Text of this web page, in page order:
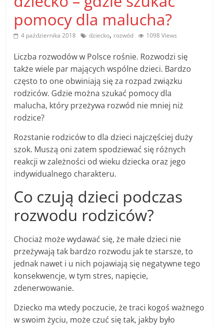
porady
wskazówki
na
każdy
temat
pomocy dla malucha?
4 października 2018 dziecko, rozwód 1098 Views
Liczba rozwodów w Polsce rośnie. Rozwodzi się
także wiele par mających wspólne dzieci. Bardzo
często to one obwiniają się za rozpad związku
rodziców. Gdzie można szukać pomocy dla
malucha, który przeżywa rozwód nie mniej niż
rodzice?
Rozstanie rodziców to dla dzieci najczęściej duży
szok. Muszą oni zatem spodziewać się różnych
reakcji w zależności od wieku dziecka oraz jego
indywidualnego charakteru.
Co czują dzieci podczas
rozwodu rodziców?
Chociaż może wydawać się, że małe dzieci nie
przeżywają tak bardzo rozwodu jak te starsze, to
jednak nawet i u nich pojawiają się negatywne tego
konsekwencje, w tym stres, napięcie,
zdenerwowanie.
Dziecko ma wtedy poczucie, że traci kogoś ważnego
w swoim życiu, może czuć się tak, jakby było